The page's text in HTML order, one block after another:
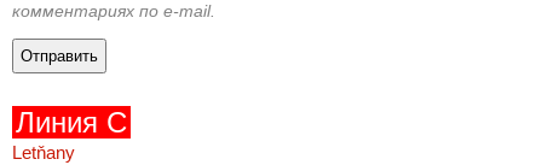
комментариях по e-mail.
Линия C
Letňany